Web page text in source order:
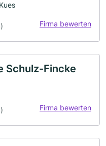
Firma bewerten
Schulz-Fincke
Firma bewerten